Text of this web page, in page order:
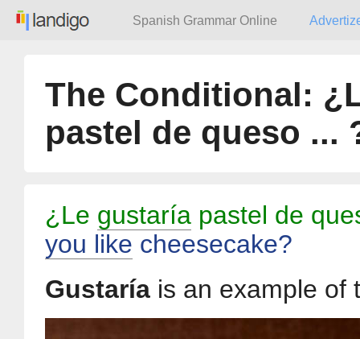
Spanish Grammar Online
The Conditional:
pastel de queso ...
¿Le gustaría pastel de
you like cheesecake?
Gustaría is an example of